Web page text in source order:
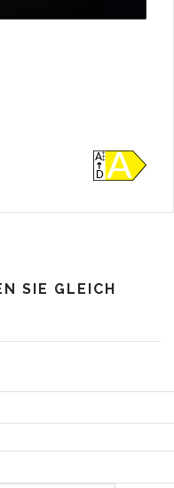
SIE GLEICH